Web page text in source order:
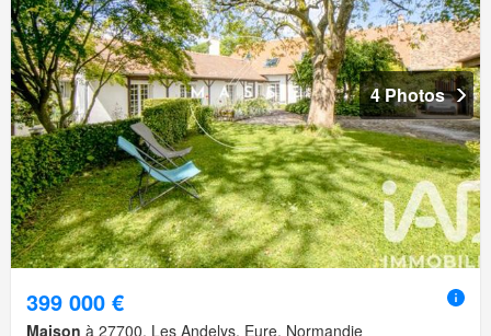
4 Photos
399 000 €
Maison à 27700, Les Andelys, Eure, Normandie